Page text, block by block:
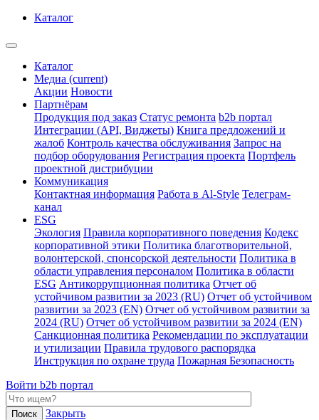
Каталог
Каталог
Медиа (current)
Акции Новости
Партнёрам
Продукция под заказ Статус ремонта b2b портал
Интеграции (API, Виджеты) Книга предложений и
жалоб Контроль качества обслуживания Запрос на
подбор оборудования Регистрация проекта Портфель
проектной дистрибуции
Коммуникация
Контактная информация Работа в Al-Style Телеграм-
канал
ESG
Экология Правила корпоративного поведения Кодекс
корпоративной этики Политика благотворительной,
волонтерской, спонсорской деятельности Политика в
области управления персоналом Политика в области
ESG Антикоррупционная политика Отчет об
устойчивом развитии за 2023 (RU) Отчет об устойчивом
развитии за 2023 (EN) Отчет об устойчивом развитии за
2024 (RU) Отчет об устойчивом развитии за 2024 (EN)
Санкционная политика Рекомендации по эксплуатации
и утилизации Правила трудового распорядка
Инструкция по охране труда Пожарная Безопасность
Войти b2b портал
Закрыть